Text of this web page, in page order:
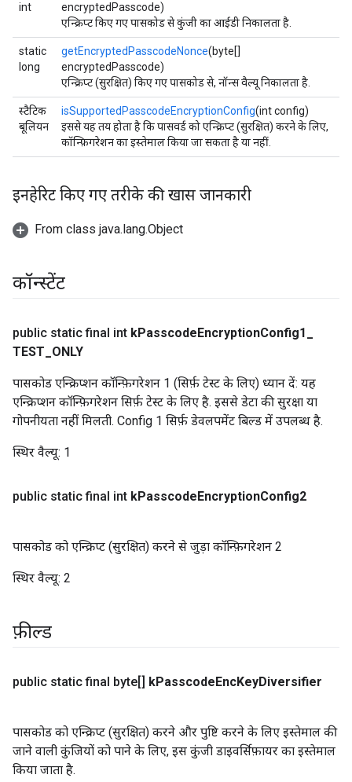
int
encryptedPasscode)
एन्क्रिप्ट किए गए पासकोड से कुंजी का आईडी निकालता है.
static
long
getEncryptedPasscodeNonce(byte[]
encryptedPasscode)
एन्क्रिप्ट (सुरक्षित) किए गए पासकोड से, नॉन्स वैल्यू निकालता है.
स्टैटिक
बूलियन
isSupportedPasscodeEncryptionConfig(int config)
इससे यह तय होता है कि पासवर्ड को एन्क्रिप्ट (सुरक्षित) करने के लिए,
कॉन्फ़िगरेशन का इस्तेमाल किया जा सकता है या नहीं.
इनहेरिट किए गए तरीके की खास जानकारी
From class java.lang.Object
कॉन्स्टेंट
public static final int kPasscodeEncryptionConfig1
TEST ONLY
पासकोड एन्क्रिप्शन कॉन्फ़िगरेशन 1 (सिर्फ़ टेस्ट के लिए) ध्यान दें: यह
एन्क्रिप्शन कॉन्फ़िगरेशन सिर्फ़ टेस्ट के लिए है. इससे डेटा की सुरक्षा या
गोपनीयता नहीं मिलती. Config 1 सिर्फ़ डेवलपमेंट बिल्ड में उपलब्ध है.
स्थिर वैल्यू: 1
public static final int kPasscodeEncryptionConfig2
पासकोड को एन्क्रिप्ट (सुरक्षित) करने से जुड़ा कॉन्फ़िगरेशन 2
स्थिर वैल्यू: 2
फ़ील्ड
public static final byte[] kPasscodeEncKeyDiversifier
पासकोड को एन्क्रिप्ट (सुरक्षित) करने और पुष्टि करने के लिए इस्तेमाल की
जाने वाली कुंजियों को पाने के लिए, इस कुंजी डाइवर्सिफ़ायर का इस्तेमाल
किया जाता है.